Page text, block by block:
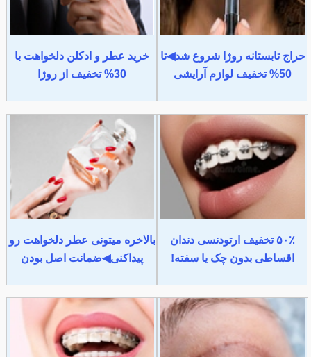
حراج تابستانه روژا شروع شد◀تا
50% تخفیف لوازم آرایشی
خرید عطر و ادکلن دلخواهت با
30% تخفیف از روژا
۵۰٪ تخفیف ارتودنسی دندان
اقساطی بدون چک یا سفته!
بالاخره میتونی عطر دلخواهت رو
پیداکنی◀ضمانت اصل بودن